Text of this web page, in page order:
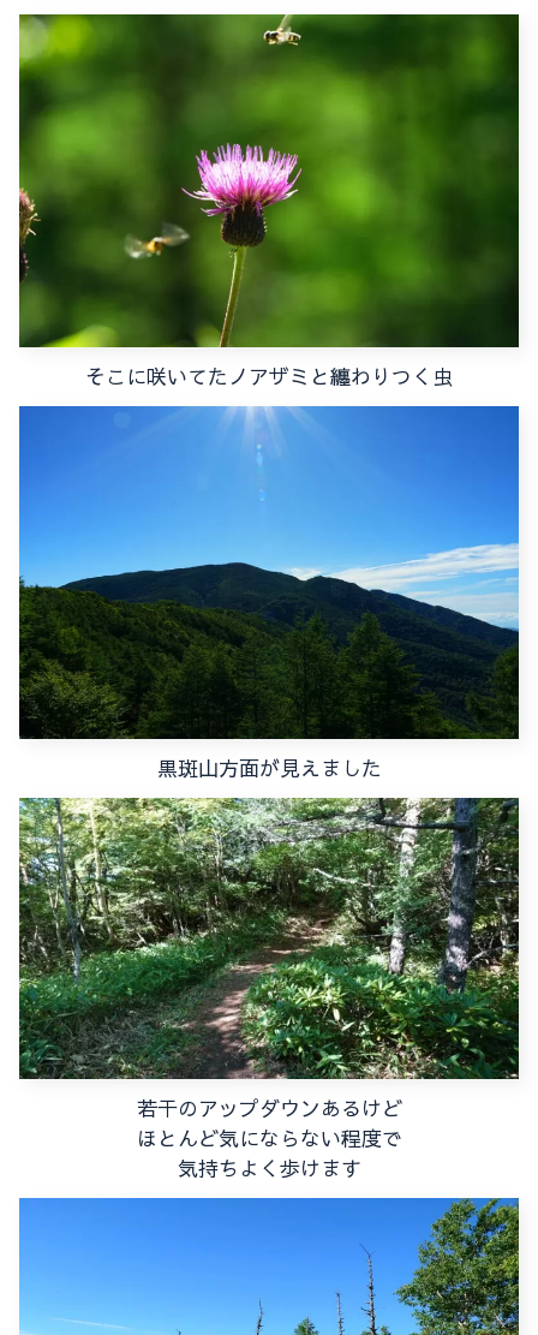
そこに咲いてたノアザミと纏わりつく虫
黒斑山方面が見えました
若干のアップダウンあるけど
ほとんど気にならない程度で
気持ちよく歩けます